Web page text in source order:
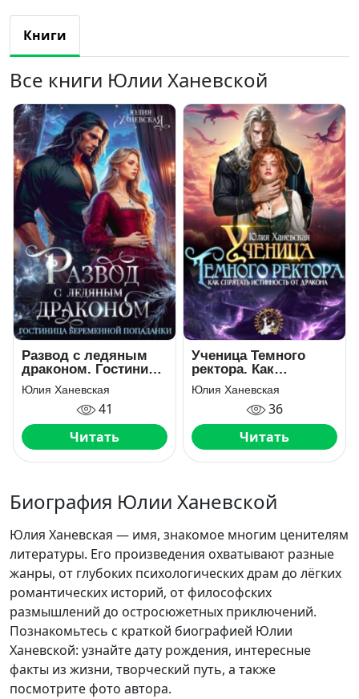
Книги
Все книги Юлии Ханевской
Развод с ледяным
драконом. Гостиница
беременной
попаданки
Юлия Ханевская
41
Читать
Ученица Темного
ректора. Как
спрятать истинность
от дракона
Юлия Ханевская
36
Читать
Биография Юлии Ханевской
Юлия Ханевская — имя, знакомое многим ценителям
литературы. Его произведения охватывают разные
жанры, от глубоких психологических драм до лёгких
романтических историй, от философских
размышлений до остросюжетных приключений.
Познакомьтесь с краткой биографией Юлии
Ханевской: узнайте дату рождения, интересные
факты из жизни, творческий путь, а также
посмотрите фото автора.